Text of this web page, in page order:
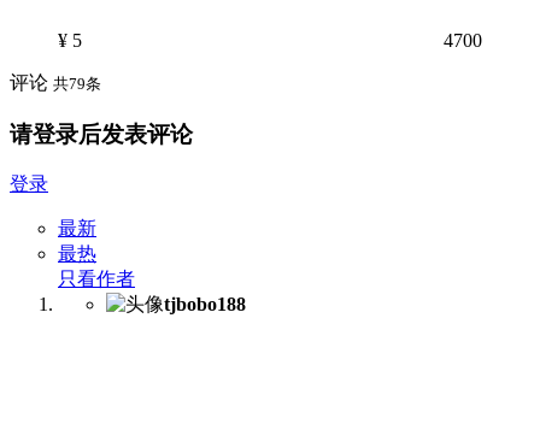
¥ 5 4700
评论 共79条
请登录后发表评论
登录
最新
最热
只看作者
tjbobo188